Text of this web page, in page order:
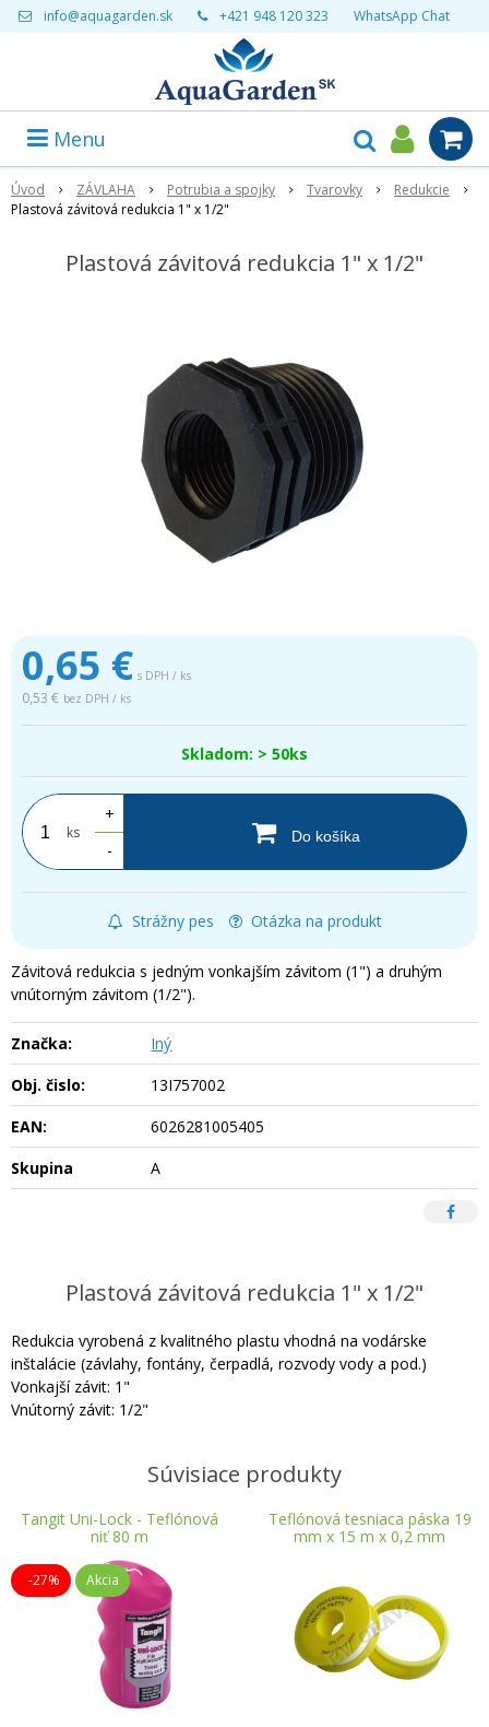
info@aquagarden.sk +421 948 120 323 WhatsApp Chat
Menu
Úvod ZÁVLAHA Potrubia a spojky Tvarovky
Redukcie
Plastová závitová redukcia 1" x 1/2"
Plastová závitová redukcia 1" x 1/2"
0,65 € s DPH / ks
0,53 € bez DPH / ks
Skladom: > 50ks
ks
+
-
Do košíka
Strážny pes Otázka na produkt
Závitová redukcia s jedným vonkajším závitom (1") a druhým
vnútorným závitom (1/2").
Značka:
Iný
Obj. čislo:
13I757002
EAN:
6026281005405
Skupina
A
Plastová závitová redukcia 1" x 1/2"
Redukcia vyrobená z kvalitného plastu vhodná na vodárske
inštalácie (závlahy, fontány, čerpadlá, rozvody vody a pod.)
Vonkajší závit: 1"
Vnútorný závit: 1/2"
Súvisiace produkty
Tangit Uni-Lock - Teflónová
niť 80 m
-27% Akcia
Teflónová tesniaca páska 19
mm x 15 m x 0,2 mm